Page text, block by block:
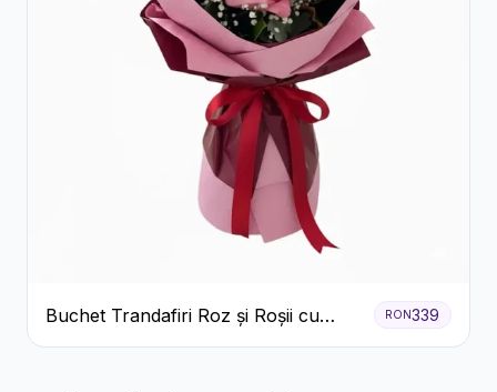
Buchet Trandafiri Roz și Roșii cu
Eucalipt și Gypsophila
RON339